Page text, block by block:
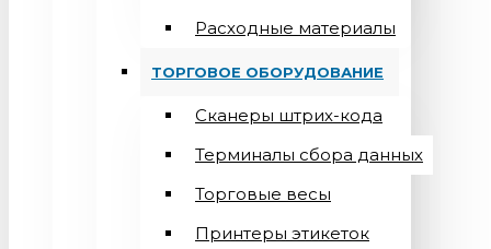
Расходные материалы
ТОРГОВОЕ ОБОРУДОВАНИЕ
Сканеры штрих-кода
Терминалы сбора данных
Торговые весы
Принтеры этикеток